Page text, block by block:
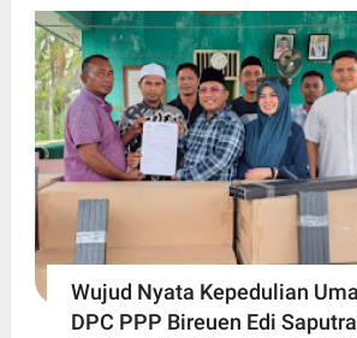
Wujud Nyata Kepedulian
DPC PPP Bireuen Edi